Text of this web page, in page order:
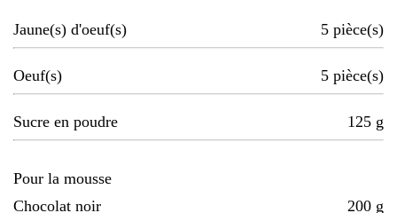
Jaune(s) d'oeuf(s) 5 pièce(s)
Oeuf(s) 5 pièce(s)
Sucre en poudre 125 g
Pour la mousse
Chocolat noir
200 g